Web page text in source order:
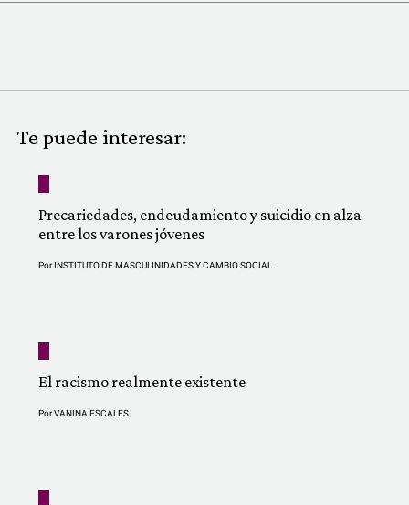
QUIÉNES SOMOS
Te puede interesar:
Precariedades, endeudamiento y suicidio en alza
entre los varones jóvenes
PorINSTITUTO DE MASCULINIDADES Y CAMBIO SOCIAL
El racismo realmente existente
PorVANINA ESCALES